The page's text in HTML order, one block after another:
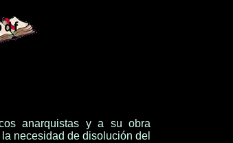
anarquistas y a su obra
necesidad de disolución del